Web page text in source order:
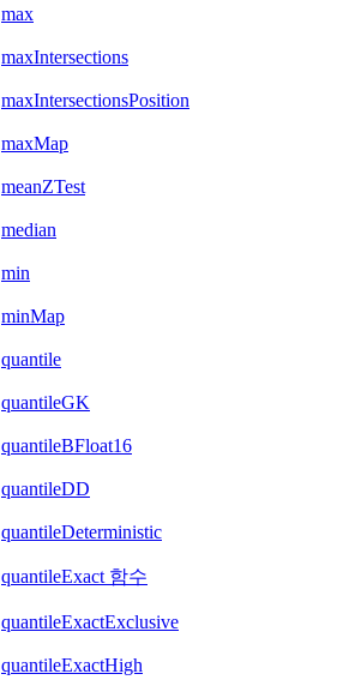
max
maxIntersections
maxIntersectionsPosition
maxMap
meanZTest
median
min
minMap
quantile
quantileGK
quantileBFloat16
quantileDD
quantileDeterministic
quantileExact 함수
quantileExactExclusive
quantileExactHigh